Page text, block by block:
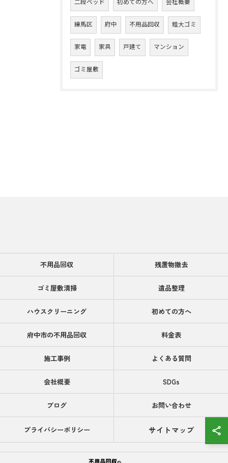
二段ベッド 初めての方へ 会社概要
練馬区 府中 不用品回収 粗大ゴミ
家電 家具 戸建て マンション
ゴミ屋敷
不用品回収 残置物撤去
ゴミ屋敷清掃 遺品整理
ハウスクリーニング 初めての方へ
府中市の不用品回収 料金表
施工事例 よくある質問
会社概要 SDGs
ブログ お問い合わせ
プライバシーポリシー サイトマップ